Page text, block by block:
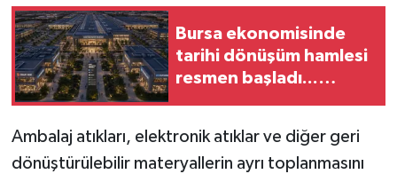
Bursa ekonomisinde
tarihi dönüşüm hamlesi
resmen başladı...
başladı
Ambalaj atıkları, elektronik atıklar ve diğer geri
dönüştürülebilir materyallerin ayrı toplanmasını